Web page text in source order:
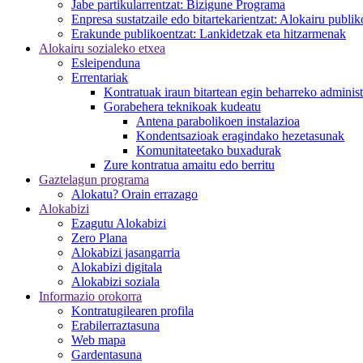
Jabe partikularrentzat: Bizigune Programa
Enpresa sustatzaile edo bitartekarientzat: Alokairu
Erakunde publikoentzat: Lankidetzak eta hitzarmenak
Alokairu sozialeko etxea
Esleipenduna
Errentariak
Kontratuak iraun bitartean egin beharreko
Gorabehera teknikoak kudeatu
Antena parabolikoen instalazioa
Kondentsazioak eragindako hezetasunak
Komunitateetako buxadurak
Zure kontratua amaitu edo berritu
Gaztelagun programa
Alokatu? Orain errazago
Alokabizi
Ezagutu Alokabizi
Zero Plana
Alokabizi jasangarria
Alokabizi digitala
Alokabizi soziala
Informazio orokorra
Kontratugilearen profila
Erabilerraztasuna
Web mapa
Gardentasuna